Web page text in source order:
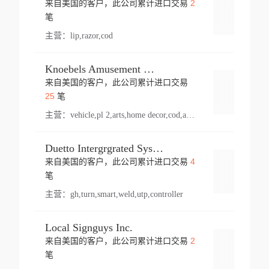
来自美国的客户，此公司累计进口交易 2
笔
主营： lip,razor,cod
Knoebels Amusement Resort
来自美国的客户，此公司累计进口交易
25笔
主营： vehicle,pl 2,arts,home decor,cod,amusement ride,sea
Duetto Intergrgrated Systems Inc.
来自美国的客户，此公司累计进口交易 4
笔
主营： gh,turn,smart,weld,utp,controller
Local Signguys Inc.
来自美国的客户，此公司累计进口交易 2
笔